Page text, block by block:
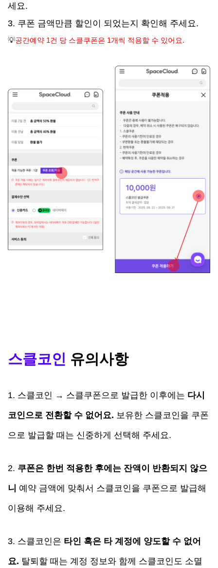
세요.
3. 쿠폰 금액만큼 할인이 되었는지 확인해 주세요.
💡공간예약 1건 당 스클쿠폰은 1개씩 적용할 수 있어요.
스클코인 유의사항
1. 스클코인 → 스클쿠폰으로 발급한 이후에는 다시
코인으로 전환할 수 없어요. 보유한 스클코인을 쿠폰
으로 발급할 때는 신중하게 선택해 주세요.
2. 쿠폰은 한번 적용한 후에는 잔액이 반환되지 않으
니 예약 금액에 맞춰서 스클코인을 쿠폰으로 발급해
이용해 주세요.
3. 스클코인은 타인 혹은 타 계정에 양도할 수 없어
요. 탈퇴할 때는 계정 정보와 함께 스클코인도 소멸